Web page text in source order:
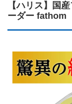
【ハリス】国
ーダー fathom